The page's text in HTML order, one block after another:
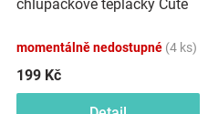
chlupáčkové tepláčky Cute
momentálně nedostupné (4 ks)
199 Kč